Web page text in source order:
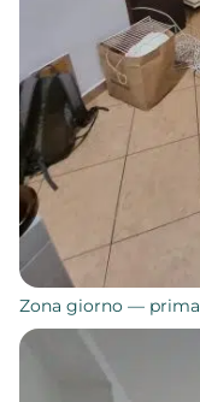
Zona giorno — prima